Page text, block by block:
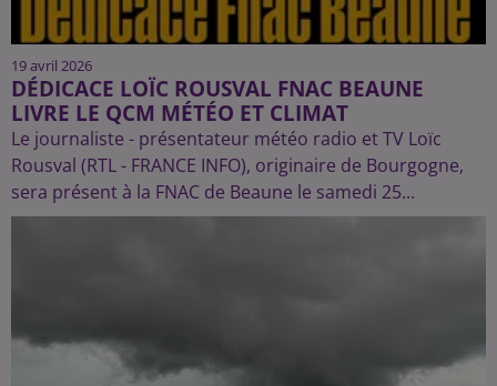
19 avril 2026
DÉDICACE LOÏC ROUSVAL FNAC BEAUNE
LIVRE LE QCM MÉTÉO ET CLIMAT
Le journaliste - présentateur météo radio et TV Loïc
Rousval (RTL - FRANCE INFO), originaire de Bourgogne,
sera présent à la FNAC de Beaune le samedi 25...